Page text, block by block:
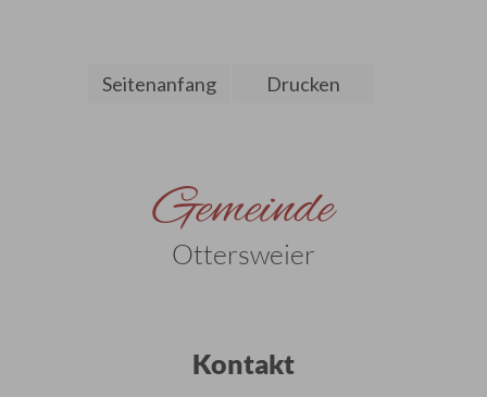
Seitenanfang Drucken
Gemeinde
Ottersweier
Kontakt